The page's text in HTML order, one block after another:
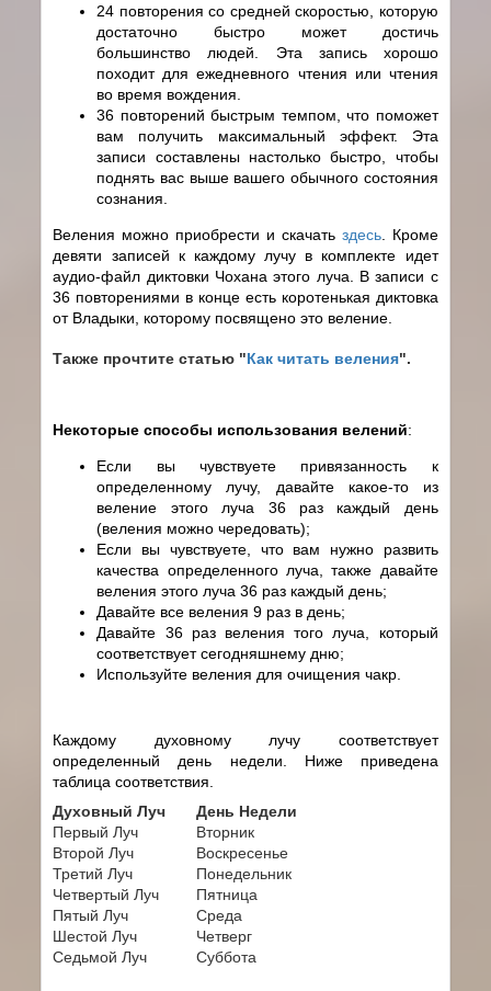
24 повторения со средней скоростью, которую
достаточно быстро может достичь
большинство людей. Эта запись хорошо
походит для ежедневного чтения или чтения
во время вождения.
36 повторений быстрым темпом, что поможет
вам получить максимальный эффект. Эта
записи составлены настолько быстро, чтобы
поднять вас выше вашего обычного состояния
сознания.
Веления можно приобрести и скачать здесь. Кроме
девяти записей к каждому лучу в комплекте идет
аудио-файл диктовки Чохана этого луча. В записи с
36 повторениями в конце есть коротенькая диктовка
от Владыки, которому посвящено это веление.
Также прочтите статью "Как читать веления".
Некоторые способы использования велений:
Если вы чувствуете привязанность к
определенному лучу, давайте какое-то из
веление этого луча 36 раз каждый день
(веления можно чередовать);
Если вы чувствуете, что вам нужно развить
качества определенного луча, также давайте
веления этого луча 36 раз каждый день;
Давайте все веления 9 раз в день;
Давайте 36 раз веления того луча, который
соответствует сегодняшнему дню;
Используйте веления для очищения чакр.
Каждому духовному лучу соответствует
определенный день недели. Ниже приведена
таблица соответствия.
Духовный Луч День Недели
Первый Луч
Вторник
Второй Луч
Воскресенье
Третий Луч
Понедельник
Четвертый Луч
Пятница
Пятый Луч
Среда
Шестой Луч
Четверг
Седьмой Луч
Суббота